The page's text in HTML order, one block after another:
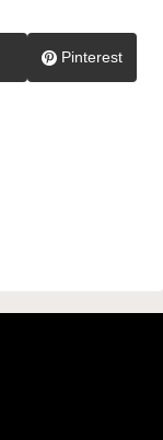
Pinterest